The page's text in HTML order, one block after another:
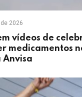
2026
vídeos de
medicamentos
Anvisa